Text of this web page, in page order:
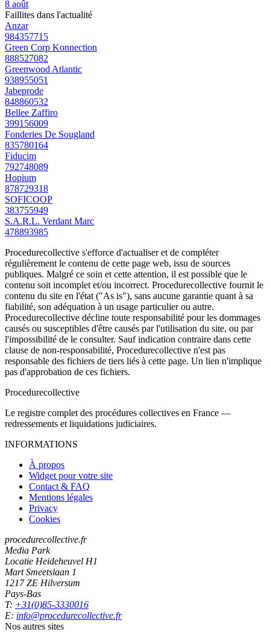
8 août
Faillites dans l'actualité
Anzar
984357715
Green Corp Konnection
888527082
Greenwood Atlantic
938955051
Jabeprode
848860532
Bellee Zaffiro
399156009
Fonderies De Sougland
835780164
Fiducim
792748089
Hopium
878729318
SOFICOOP
383755949
S.A.R.L. Verdant Marc
478893985
Procedurecollective s'efforce d'actualiser et de compléter
régulièrement le contenu de cette page web, issu de sources
publiques. Malgré ce soin et cette attention, il est possible que le
contenu soit incomplet et/ou incorrect. Procedurecollective fournit le
contenu du site en l'état ("As is"), sans aucune garantie quant à sa
fiabilité, son adéquation à un usage particulier ou autre.
Procedurecollective décline toute responsabilité pour les dommages
causés ou susceptibles d'être causés par l'utilisation du site, ou par
l'impossibilité de le consulter. Sauf indication contraire dans cette
clause de non-responsabilité, Procedurecollective n'est pas
responsable des fichiers de tiers liés à cette page. Un lien n'implique
pas d'approbation de ces fichiers.
Procedurecollective
Le registre complet des procédures collectives en France —
redressements et liquidations judiciaires.
INFORMATIONS
À propos
Widget pour votre site
Contact & FAQ
Mentions légales
Privacy
Cookies
procedurecollective.fr
Media Park
Locatie Heideheuvel H1
Mart Smeetslaan 1
1217 ZE Hilversum
Pays-Bas
T: +31(0)85-3330016
E: info@procedurecollective.fr
Nos autres sites